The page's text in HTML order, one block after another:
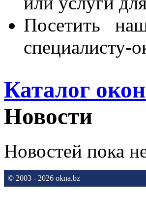
Посетить
специалисту-
Каталог
Новости
Новостей пока
© 2003 - 2026 okna.bz